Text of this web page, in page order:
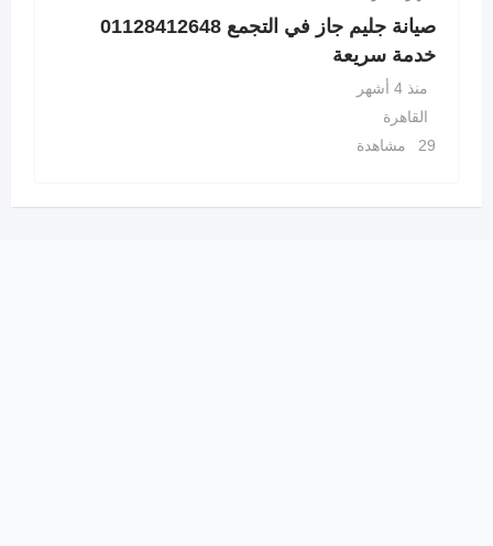
صيانة جليم جاز في التجمع 01128412648
خدمة سريعة
منذ 4 أشهر
القاهرة
29 مشاهدة